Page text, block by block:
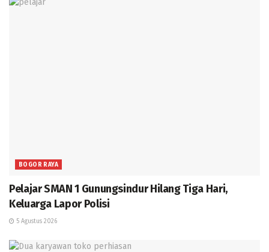
BOGOR RAYA
Pelajar SMAN 1 Gunungsindur Hilang Tiga Hari,
Keluarga Lapor Polisi
5 Agustus 2026